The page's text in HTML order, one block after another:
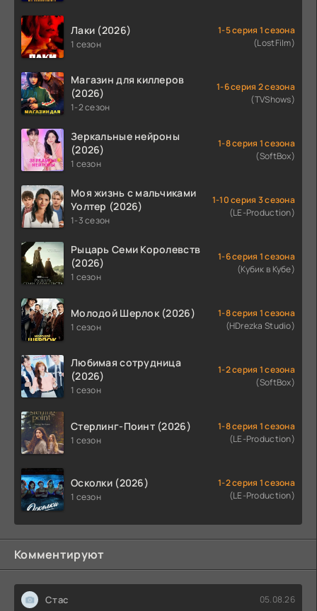
Лаки (2026)
1 сезон
1-5 серия 1 сезона
(LostFilm)
Магазин для киллеров
(2026)
1-2 сезон
1-6 серия 2 сезона
(TVShows)
Зеркальные нейроны
(2026)
1 сезон
1-8 серия 1 сезона
(SoftBox)
Моя жизнь с мальчиками
Уолтер (2026)
1-3 сезон
1-10 серия 3 сезона
(LE-Production)
Рыцарь Семи Королевств
(2026)
1 сезон
1-6 серия 1 сезона
(Кубик в Кубе)
Молодой Шерлок (2026)
1 сезон
1-8 серия 1 сезона
(HDrezka Studio)
Любимая сотрудница
(2026)
1 сезон
1-2 серия 1 сезона
(SoftBox)
Стерлинг-Поинт (2026)
1 сезон
1-8 серия 1 сезона
(LE-Production)
Осколки (2026)
1 сезон
1-2 серия 1 сезона
(LE-Production)
Комментируют
Стас 05.08.26